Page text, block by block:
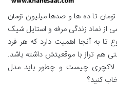
تا ده ها و صدها میلیون تومان
نماد زندگی مرفه و استایل شیک
به آنجا اهمیت دارد که هر فرد
هم تراز با موقعیتش داشته باشد.
لاکچری چیست و چطور باید مدل
کنید؟